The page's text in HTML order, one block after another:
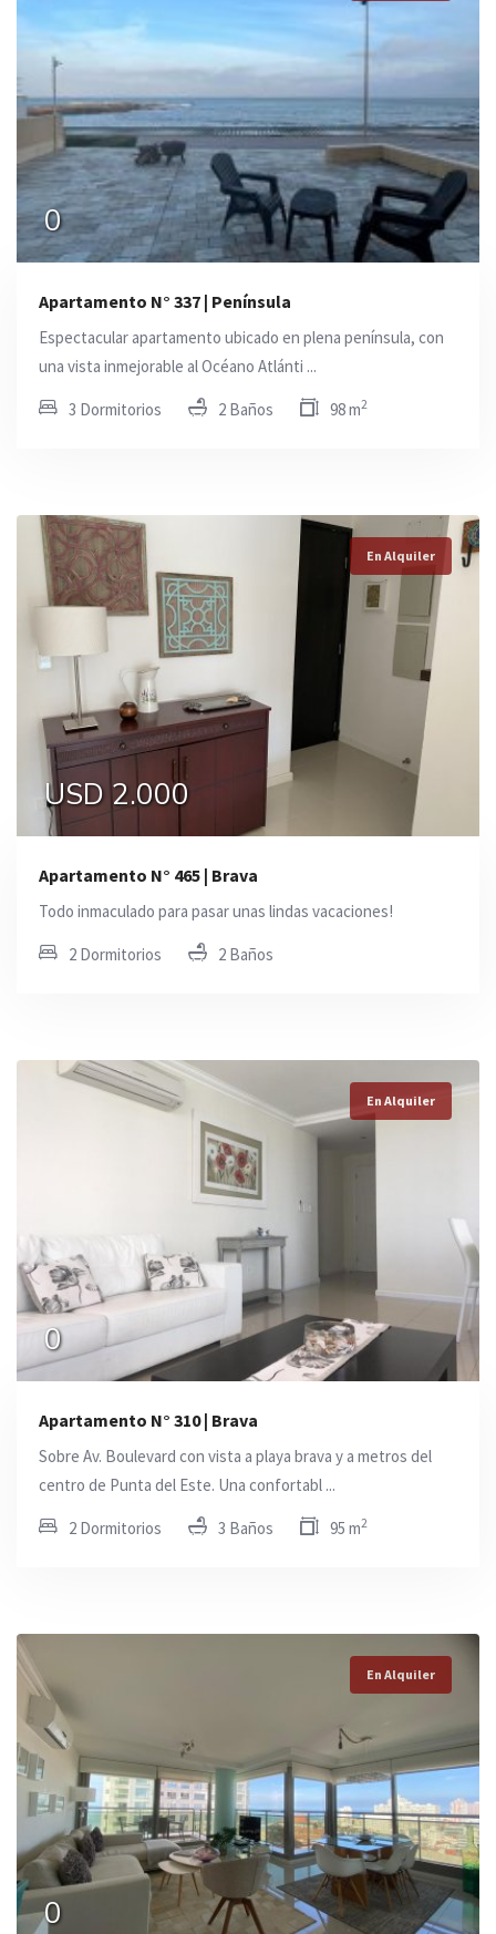
0
Apartamento N° 337 | Península
Espectacular apartamento ubicado en plena península, con
una vista inmejorable al Océano Atlánti ...
3 Dormitorios 2 Baños 98 m2
En Alquiler
USD 2.000
Apartamento N° 465 | Brava
Todo inmaculado para pasar unas lindas vacaciones!
2 Dormitorios 2 Baños
En Alquiler
0
Apartamento N° 310 | Brava
Sobre Av. Boulevard con vista a playa brava y a metros del
centro de Punta del Este. Una confortabl ...
2 Dormitorios 3 Baños 95 m2
En Alquiler
0